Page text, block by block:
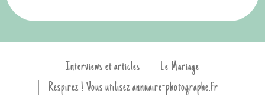
Interviews et articles
Le Mariage
Respirez ! Vous utilisez annuaire-photographe.fr